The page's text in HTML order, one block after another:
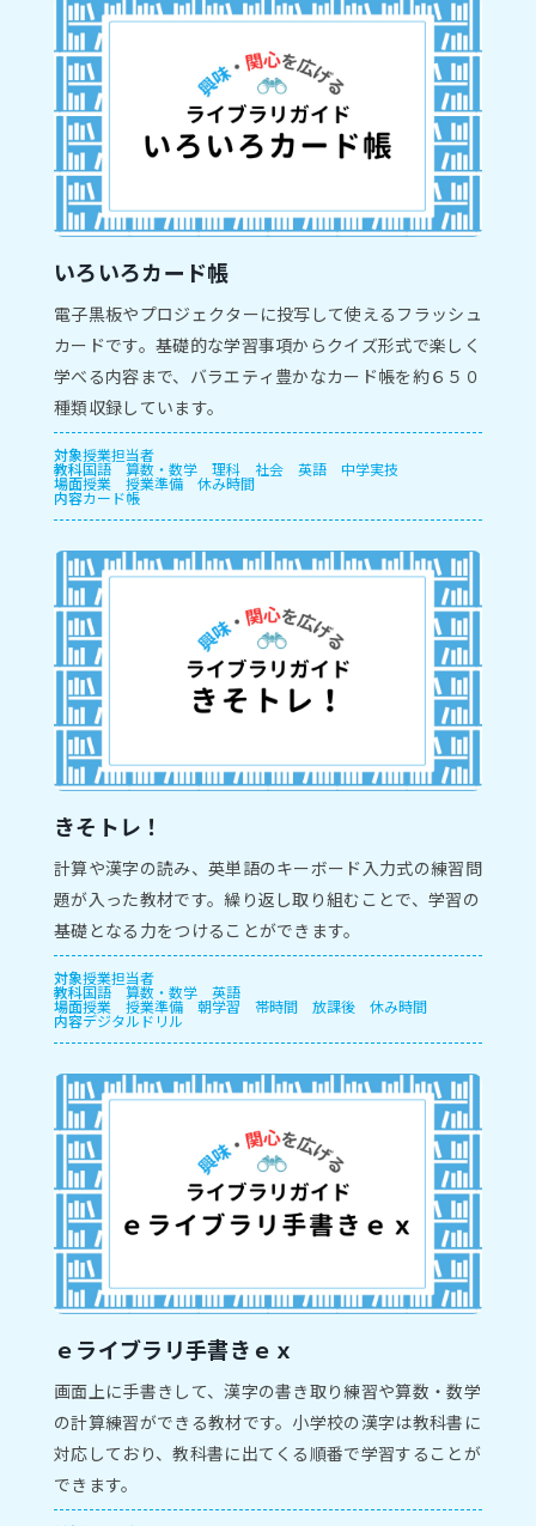
いろいろカード帳
電子黒板やプロジェクターに投写して使えるフラッシュ
カードです。基礎的な学習事項からクイズ形式で楽しく
学べる内容まで、バラエティ豊かなカード帳を約６５０
種類収録しています。
対象授業担当者
教科国語 算数・数学 理科 社会 英語 中学実技
場面授業 授業準備 休み時間
内容カード帳
きそトレ！
計算や漢字の読み、英単語のキーボード入力式の練習問
題が入った教材です。繰り返し取り組むことで、学習の
基礎となる力をつけることができます。
対象授業担当者
教科国語 算数・数学 英語
場面授業 授業準備 朝学習 帯時間 放課後 休み時間
内容デジタルドリル
ｅライブラリ手書きｅｘ
画面上に手書きして、漢字の書き取り練習や算数・数学
の計算練習ができる教材です。小学校の漢字は教科書に
対応しており、教科書に出てくる順番で学習することが
できます。